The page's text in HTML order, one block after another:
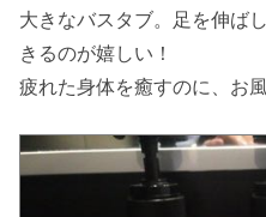
大きなバスタブ。足を伸ば
きるのが嬉しい！
疲れた身体を癒すのに、お